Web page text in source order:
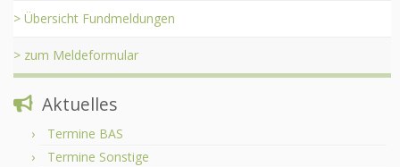
> Übersicht Fundmeldungen
> zum Meldeformular
Aktuelles
Termine BAS
Termine Sonstige